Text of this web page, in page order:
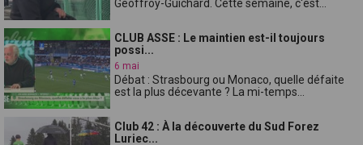
Geoffroy-Guichard. Cette semaine, c'est...
CLUB ASSE : Le maintien est-il toujours
possi...
6 mai
Débat : Strasbourg ou Monaco, quelle défaite
est la plus décevante ? La mi-temps...
Club 42 : À la découverte du Sud Forez
Luriec...